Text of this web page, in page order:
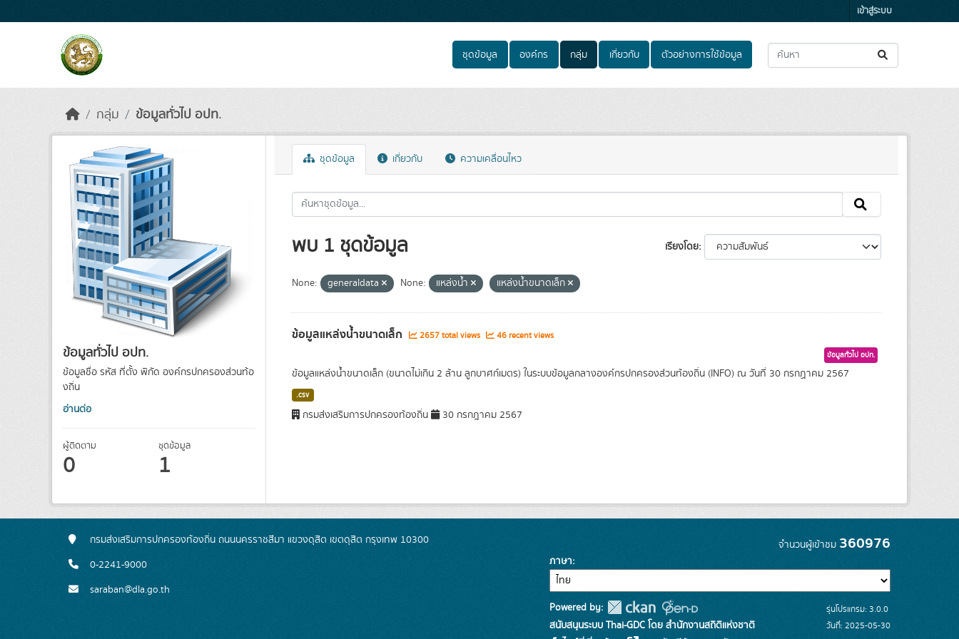
เข้าสู่ระบบ
ชุดข้อมูล องค์กร กลุ่ม เกี่ยวกับ ตัวอย่างการใช้ข้อมูล
กลุ่ม ข้อมูลทั่วไป อปท.
ข้อมูลทั่วไป อปท.
ข้อมูลชื่อ รหัส ที่ตั้ง พิกัด องค์กรปกครองส่วนท้อ
งถิ่น
อ่านต่อ
ผู้ติดตาม
0
ชุดข้อมูล
1
ชุดข้อมูล เกี่ยวกับ ความเคลื่อนไหว
เรียงโดย
พบ 1 ชุดข้อมูล
None: generaldata None: แหล่งน้ำ แหล่งน้ำขนาดเล็ก
ข้อมูลแหล่งน้ำขนาดเล็ก 2657 total views 46 recent views
ข้อมูลทั่วไป อปท.
ข้อมูลแหล่งน้ำขนาดเล็ก (ขนาดไม่เกิน 2 ล้าน ลูกบาศก์เมตร) ในระบบข้อมูลกลางองค์กรปกครองส่วนท้องถิ่น (INFO) ณ วันที่ 30 กรกฏาคม 2567
.csv
กรมส่งเสริมการปกครองท้องถิ่น 30 กรกฎาคม 2567
กรมส่งเสริมการปกครองท้องถิ่น ถนนนครราชสีมา แขวงดุสิต เขตดุสิต กรุงเทพ 10300
0-2241-9000
saraban@dla.go.th
จำนวนผู้เข้าชม 360976
ภาษา
Powered by:
สนับสนุนระบบ Thai-GDC โดย สำนักงานสถิติแห่งชาติ
รุ่นโปรแกรม: 3.0.0
วันที่: 2025-05-30